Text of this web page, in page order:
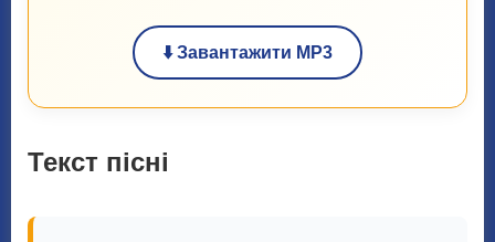
⬇️ Завантажити MP3
Текст пісні